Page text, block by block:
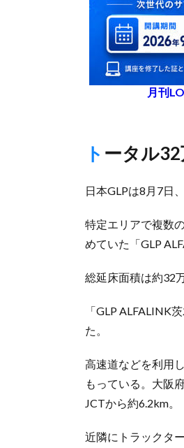
月刊
トータル
日本GLPは8月7日
特定エリアで複数
めていた「GLP
総延床面積は約32
「GLP ALFALINK
た。
高速道などを利用
もっている。大阪
JCTから約6.2km。
近隣にトラックタ